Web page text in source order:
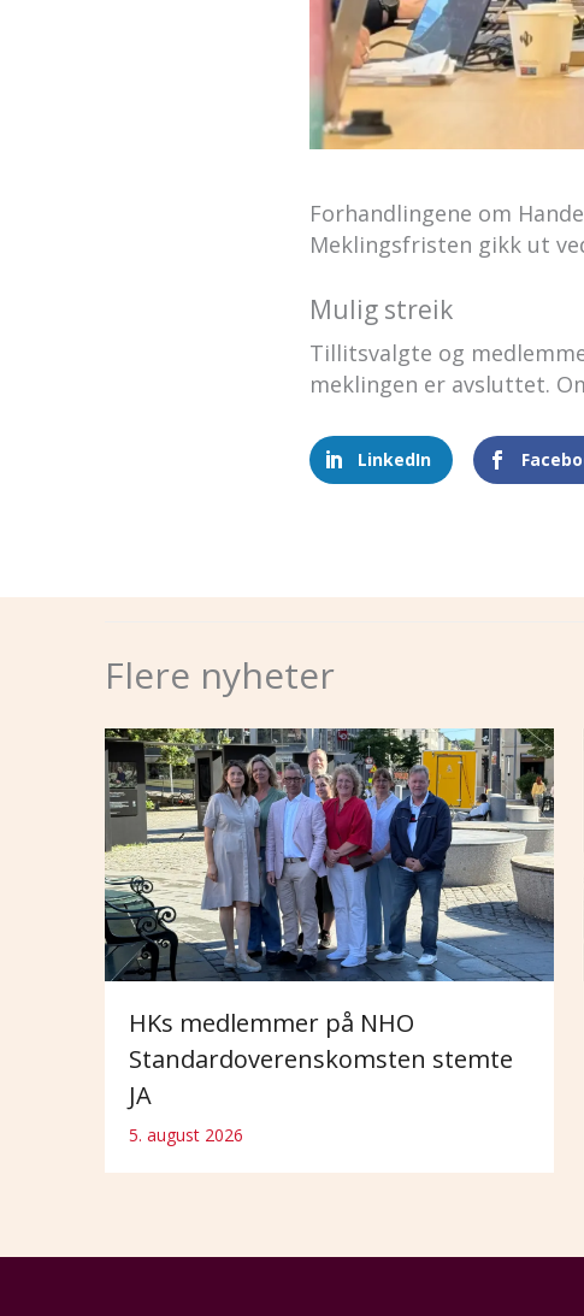
Forhandlingene om
Meklingsfristen gikk ut
Mulig streik
Tillitsvalgte og
meklingen er avsluttet.
LinkedIn
Flere nyheter
HKs medlemmer på NHO
Standardoverenskomsten stemte
JA
5. august 2026